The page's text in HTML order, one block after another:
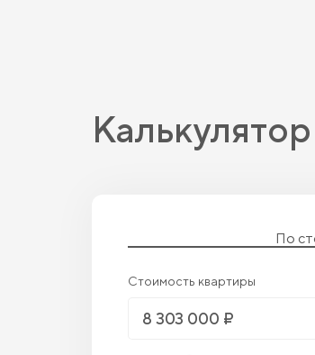
По
Стоимость квартиры